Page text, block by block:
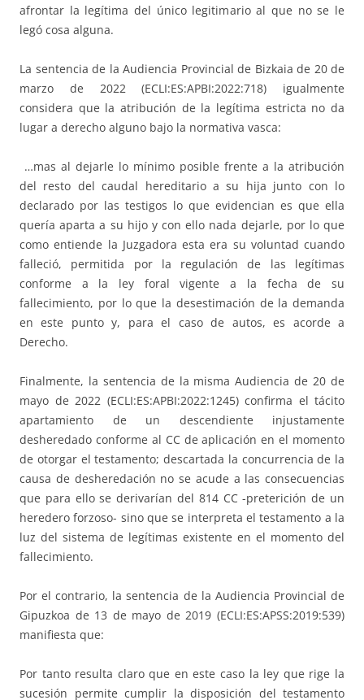
afrontar la legítima del único legitimario al que no se le
legó cosa alguna.
La sentencia de la Audiencia Provincial de Bizkaia de 20 de
marzo de 2022 (ECLI:ES:APBI:2022:718) igualmente
considera que la atribución de la legítima estricta no da
lugar a derecho alguno bajo la normativa vasca:
…mas al dejarle lo mínimo posible frente a la atribución
del resto del caudal hereditario a su hija junto con lo
declarado por las testigos lo que evidencian es que ella
quería aparta a su hijo y con ello nada dejarle, por lo que
como entiende la Juzgadora esta era su voluntad cuando
falleció, permitida por la regulación de las legítimas
conforme a la ley foral vigente a la fecha de su
fallecimiento, por lo que la desestimación de la demanda
en este punto y, para el caso de autos, es acorde a
Derecho.
Finalmente, la sentencia de la misma Audiencia de 20 de
mayo de 2022 (ECLI:ES:APBI:2022:1245) confirma el tácito
apartamiento de un descendiente injustamente
desheredado conforme al CC de aplicación en el momento
de otorgar el testamento; descartada la concurrencia de la
causa de desheredación no se acude a las consecuencias
que para ello se derivarían del 814 CC -preterición de un
heredero forzoso- sino que se interpreta el testamento a la
luz del sistema de legítimas existente en el momento del
fallecimiento.
Por el contrario, la sentencia de la Audiencia Provincial de
Gipuzkoa de 13 de mayo de 2019 (ECLI:ES:APSS:2019:539)
manifiesta que:
Por tanto resulta claro que en este caso la ley que rige la
sucesión permite cumplir la disposición del testamento